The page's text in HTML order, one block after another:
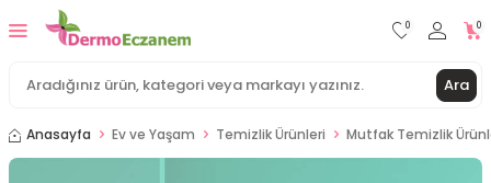
Ara
0 0
Anasayfa Ev ve Yaşam Temizlik Ürünleri Mutfak Temizlik